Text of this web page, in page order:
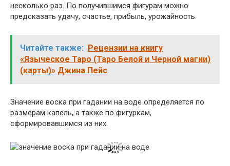
несколько раз. По получившимся фигурам можно
предсказать удачу, счастье, прибыль, урожайность.
Читайте также: Рецензии на книгу
«Языческое Таро (Таро Белой и Черной магии)
(карты)» Джина Пейс
Значение воска при гадании на воде определяется по
размерам капель, а также по фигуркам,
сформировавшимся из них.